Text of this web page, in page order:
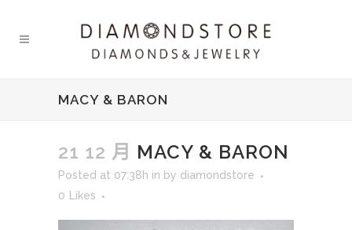
MACY & BARON
21 12 月 MACY & BARON
Posted at 07:38h in by diamondstore
0
Likes